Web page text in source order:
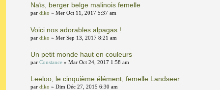
Naïs, berger belge malinois femelle
par diko » Mer Oct 11, 2017 5:37 am
Voici nos adorables alpagas !
par diko » Mer Sep 13, 2017 8:21 am
Un petit monde haut en couleurs
par Constance » Mar Oct 24, 2017 1:58 am
Leeloo, le cinquième élément, femelle Landseer
par diko » Dim Déc 27, 2015 6:30 am